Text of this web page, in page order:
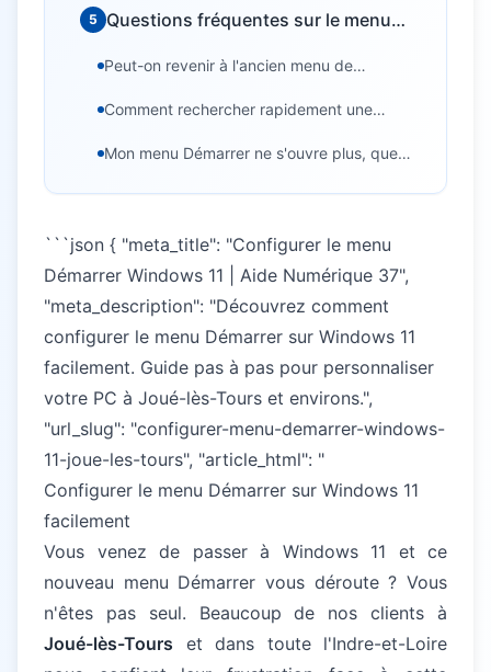
Besoin d'aide informatique ?
d'impôt
5
Questions fréquentes sur le menu
Peut-on revenir à l'ancien menu de
Comment rechercher rapidement une
Mon menu Démarrer ne s'ouvre plus, que
```json { "meta_title": "Configurer le menu
Démarrer Windows 11 | Aide Numérique 37",
"meta_description": "Découvrez comment
configurer le menu Démarrer sur Windows 11
facilement. Guide pas à pas pour personnaliser
votre PC à Joué-lès-Tours et environs.",
"url_slug": "configurer-menu-demarrer-windows-
11-joue-les-tours", "article_html": "
Configurer le menu Démarrer sur Windows 11
facilement
Vous venez de passer à Windows 11 et ce
nouveau menu Démarrer vous déroute ? Vous
n'êtes pas seul. Beaucoup de nos clients à
Joué-lès-Tours et dans toute l'Indre-et-Loire